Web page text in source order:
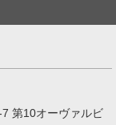
第10オーヴァルビ